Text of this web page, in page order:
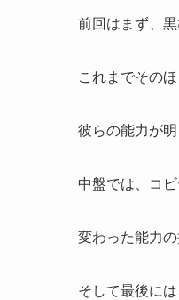
前回はまず、
これまでその
彼らの能力が
中盤では、コ
変わった能力
そして最後に